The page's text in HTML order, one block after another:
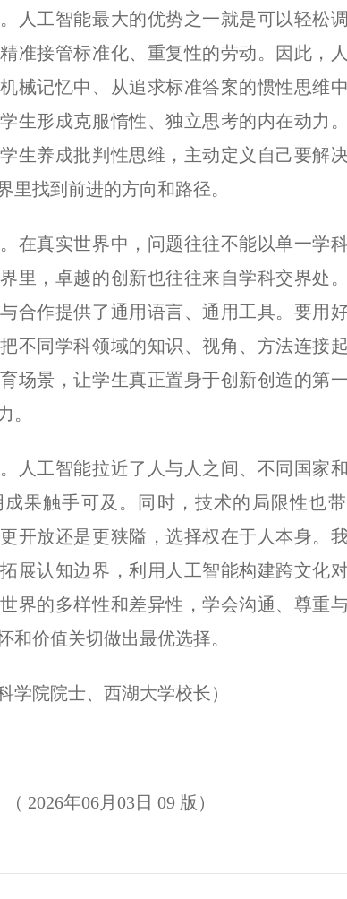
工智能最大的优势之一就是可以轻松
准接管标准化、重复性的劳动。因此，
械记忆中、从追求标准答案的惯性思维
生形成克服惰性、独立思考的内在动力
生养成批判性思维，主动定义自己要解
里找到前进的方向和路径。
真实世界中，问题往往不能以单一学
里，卓越的创新也往往来自学科交界处
合作提供了通用语言、通用工具。要用
不同学科领域的知识、视角、方法连接
场景，让学生真正置身于创新创造的第
。
工智能拉近了人与人之间、不同国家
果触手可及。同时，技术的局限性也
开放还是更狭隘，选择权在于人本身。
展认知边界，利用人工智能构建跨文化
界的多样性和差异性，学会沟通、尊重
和价值关切做出最优选择。
院院士、西湖大学校长）
年06月03日 09 版）